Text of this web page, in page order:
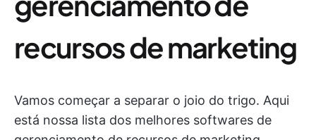
recursos de marketing
Vamos começar a separar o joio do trigo. Aqui
está nossa lista dos melhores softwares de